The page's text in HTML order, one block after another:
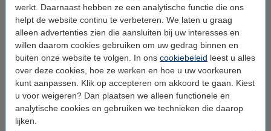
werkt. Daarnaast hebben ze een analytische functie die ons
helpt de website continu te verbeteren. We laten u graag
alleen advertenties zien die aansluiten bij uw interesses en
willen daarom cookies gebruiken om uw gedrag binnen en
buiten onze website te volgen. In ons cookiebeleid leest u alles
over deze cookies, hoe ze werken en hoe u uw voorkeuren
kunt aanpassen. Klik op accepteren om akkoord te gaan. Kiest
u voor weigeren? Dan plaatsen we alleen functionele en
analytische cookies en gebruiken we technieken die daarop
lijken.
van de onderarmen tijdens werkzaamheden waar hygiëne en
veiligheid van groot belang zijn. Ze vormen een stevige barrière
tegen vocht, vet en lichte verontreinigingen, zodat uw kleding
schoon blijft én de kans op besmetting kleiner wordt. Dit maakt ze
ideaal voor omgevingen zoals de voedingsindustrie,
schoonmaakbranche, gezondheidszorg en laboratoria. Dankzij de
elastische randen aan beide uiteinden sluiten de overtrekken
goed aan om de pols en bovenarm, zonder te knellen. Hierdoor
blijven ze stevig zitten tijdens beweging, waardoor u ongehinderd
kunt werken. De lichte materialen zorgen bovendien voor
draagcomfort, zelfs tijdens langere werkzaamheden. Of u nu